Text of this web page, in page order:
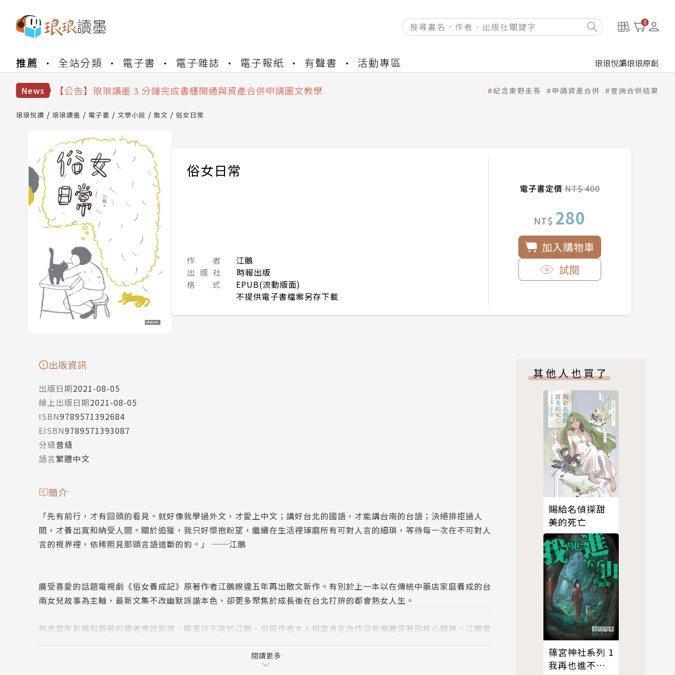
0
推薦 全站分類 電子書 電子雜誌 電子報紙 有聲書 活動專區 琅琅悅讀琅琅原創
News
【公告】琅琅讀墨數位閱讀資產合併與書櫃開通申請
【公告】琅琅讀墨 3 分鐘完成書櫃開通與資產合併申請圖文教學
【公告】琅琅讀墨數位閱讀資產合併與書櫃開通申請
紀念東野圭吾 申請資產合併 查詢合併結果
琅琅悅讀 琅琅讀墨 電子書 文學小說 散文 俗女日常
俗女日常
作 者
江鵝
出 版 社
時報出版
格 式
EPUB(流動版面)
不提供電子書檔案另存下載
電子書定價NT$ 400
NT$ 280
加入購物車
試閱
出版資訊
出版日期2021-08-05
線上出版日期2021-08-05
ISBN9789571392684
EISBN9789571393087
分級普級
語言繁體中文
簡介
「先有前行，才有回頭的看見。就好像我學過外文，才愛上中文；講好台北的國語，才能講台南的台語；決絕排拒過人
間，才養出寬和納受人間。關於追獵，我只好懷抱盼望，繼續在生活裡琢磨所有可對人言的細瑣，等待每一次在不可對人
言的視界裡，依稀照見那頭言語道斷的豹。」 ──江鵝
廣受喜愛的話題電視劇《俗女養成記》原著作者江鵝睽違五年再出散文新作。有別於上一本以在傳統中藥店家庭養成的台
南女兒故事為主軸，最新文集不改幽默詼諧本色，卻更多聚焦於成長後在台北打拚的都會熟女人生。
熟悉當年影視和原著的讀者應該知道，陳嘉玲不等於江鵝，但原作者本人相當肯定改作沒有偏離原著的核心精神。江鵝曾
《俗女日常》，也可說是這位勇敢的「普通女人」醒悟後學著做自己的第一手實驗記錄。
閱讀更多
其他人也買了
賜給名偵探甜
美的死亡
篠宮神社系列 1
我再也進不了